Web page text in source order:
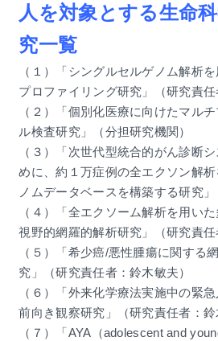
人を対象とする生命
究一覧
（１）「シングルセルゲノム解析
プロファイリング研究」（研究責任
（２）「個別化医療に向けたマル
ル検査研究」（分担研究機関）
（３）「次世代型統合的がん診断
めに、約１万症例の全エクソン解
ノムデータベースを構築する研究」
（４）「全エクソーム解析を用い
視野的網羅的解析研究」（研究責任
（５）「希少癌/悪性腫瘍に関する
究」（研究責任者：鈴木敏夫）
（６）「外来化学療法実施中の緊
前向き観察研究」（研究責任者：鈴
（７）「AYA（adolescent and